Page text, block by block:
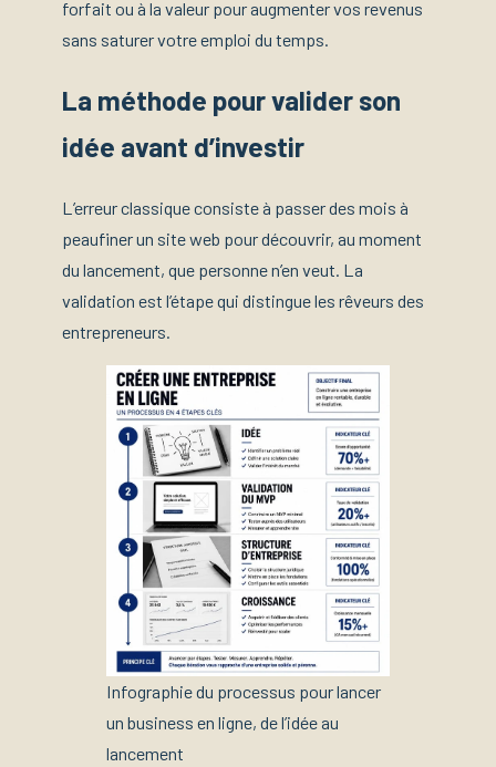
forfait ou à la valeur pour augmenter vos revenus
sans saturer votre emploi du temps.
La méthode pour valider son
idée avant d’investir
L’erreur classique consiste à passer des mois à
peaufiner un site web pour découvrir, au moment
du lancement, que personne n’en veut. La
validation est l’étape qui distingue les rêveurs des
entrepreneurs.
Infographie du processus pour lancer
un business en ligne, de l’idée au
lancement